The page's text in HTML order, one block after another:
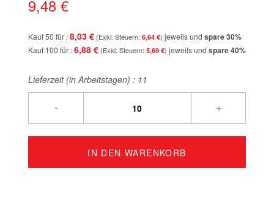
9,48 €
Kauf 50 für 8,03 € 6,64 € jeweils und spare30%
Kauf 100 für 6,88 € 5,69 € jeweils und spare40%
Lieferzeit (in Arbeitstagen) : 11
- +
IN DEN WARENKORB